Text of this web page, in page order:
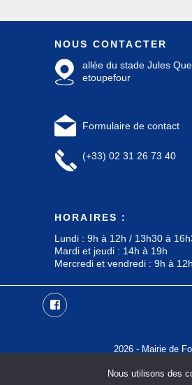
NOUS CONTACTER
allée du stade Jules
etoupefour
Formulaire de contact
(+33) 02 31 26 73 40
HORAIRES :
Lundi : 9h à 12h / 13h30 à
Mardi et jeudi : 14h à 19h
Mercredi et vendredi : 9h à 12h
Facebook
2026 - Mairie de
Nous utilisons des